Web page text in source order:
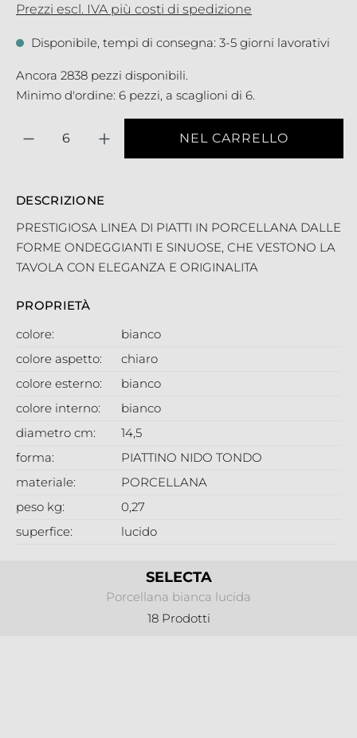
SELECTA
Porcellana bianca lucida
18 Prodotti
Prezzi escl. IVA più costi di spedizione
Disponibile, tempi di consegna: 3-5 giorni lavorativi
Ancora 2838 pezzi disponibili.
Minimo d'ordine: 6 pezzi, a scaglioni di 6.
NEL CARRELLO
DESCRIZIONE
PRESTIGIOSA LINEA DI PIATTI IN PORCELLANA DALLE
FORME ONDEGGIANTI E SINUOSE, CHE VESTONO LA
TAVOLA CON ELEGANZA E ORIGINALITA
PROPRIETÀ
colore:
bianco
colore aspetto:
chiaro
colore esterno:
bianco
colore interno:
bianco
diametro cm:
14,5
forma:
PIATTINO NIDO TONDO
materiale:
PORCELLANA
peso kg:
0,27
superfice:
lucido